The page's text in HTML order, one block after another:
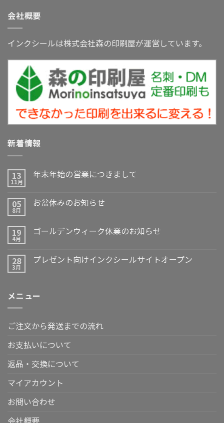
会社概要
インクシールは株式会社森の印刷屋が運営しています。
新着情報
13
11月
年末年始の営業につきまして
05
8月
お盆休みのお知らせ
19
4月
ゴールデンウィーク休業のお知らせ
28
3月
プレゼント向けインクシールサイトオープン
メニュー
ご注文から発送までの流れ
お支払いについて
返品・交換について
マイアカウント
お問い合わせ
会社概要